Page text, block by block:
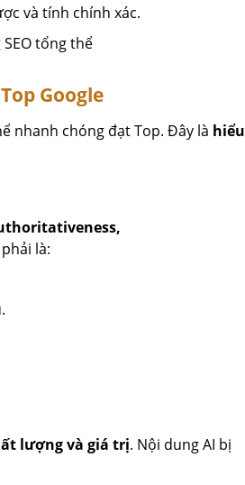
và tính chính xác.
Google
nhanh chóng đạt Top. Đây là hiểu
là:
lượng và giá trị. Nội dung AI bị